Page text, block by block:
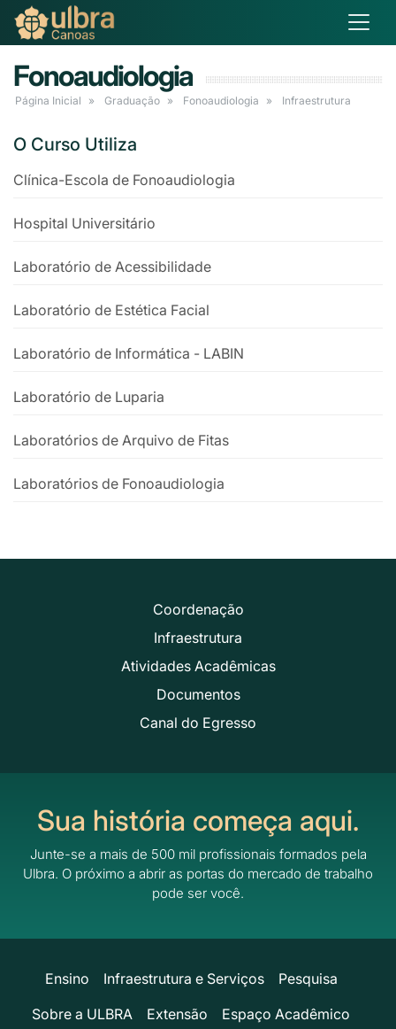
Fonoaudiologia
Página Inicial Graduação Fonoaudiologia Infraestrutura
O Curso Utiliza
Clínica-Escola de Fonoaudiologia
Hospital Universitário
Laboratório de Acessibilidade
Laboratório de Estética Facial
Laboratório de Informática - LABIN
Laboratório de Luparia
Laboratórios de Arquivo de Fitas
Laboratórios de Fonoaudiologia
Coordenação
Infraestrutura
Atividades Acadêmicas
Documentos
Canal do Egresso
Sua história começa aqui.
Junte-se a mais de 500 mil profissionais formados pela
Ulbra. O próximo a abrir as portas do mercado de trabalho
pode ser você.
Ensino Infraestrutura e Serviços
Pesquisa
Sobre a ULBRA
Extensão
Espaço Acadêmico